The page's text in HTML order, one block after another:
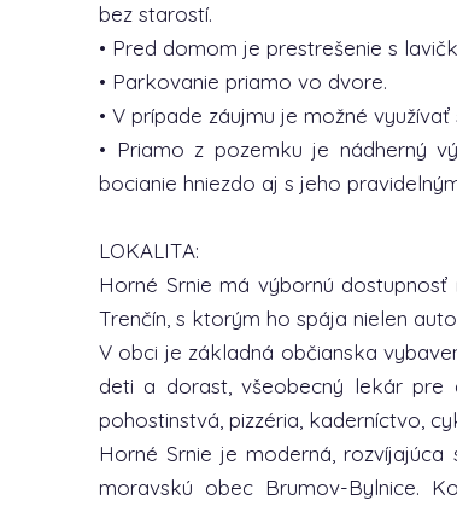
bez starostí.
• Pred domom je prestrešenie s
• Parkovanie priamo vo dvore.
• V prípade záujmu je možné
• Priamo z pozemku je nádherný
bocianie hniezdo aj s jeho
LOKALITA:
Horné Srnie má výbornú
Trenčín, s ktorým ho spája nielen
V obci je základná občianska
deti a dorast, všeobecný lekár pre
pohostinstvá, pizzéria, kaderníctvo,
Horné Srnie je moderná,
moravskú obec Brumov-Bylnice.